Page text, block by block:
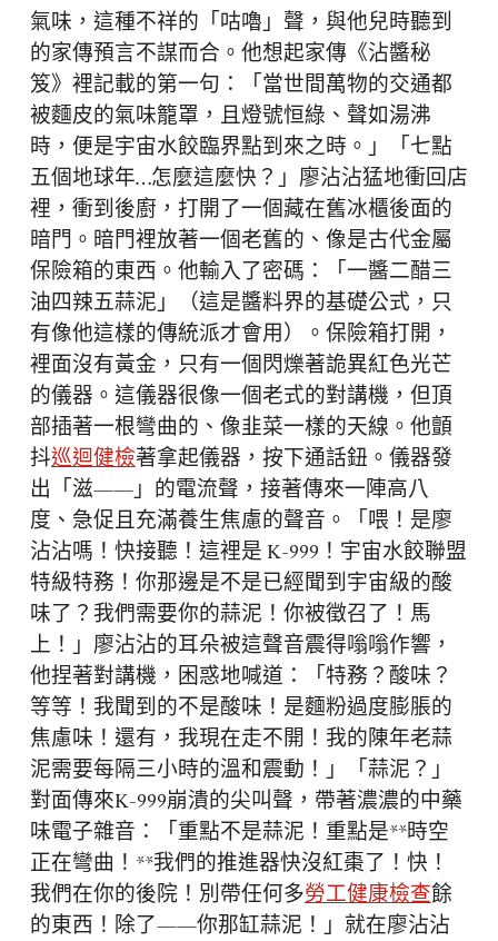
氣味，這種不祥的「咕嚕」聲，與他兒時聽到
的家傳預言不謀而合。他想起家傳《沾醬秘
笈》裡記載的第一句：「當世間萬物的交通都
被麵皮的氣味籠罩，且燈號恒綠、聲如湯沸
時，便是宇宙水餃臨界點到來之時。」「七點
五個地球年…怎麼這麼快？」廖沾沾猛地衝回店
裡，衝到後廚，打開了一個藏在舊冰櫃後面的
暗門。暗門裡放著一個老舊的、像是古代金屬
保險箱的東西。他輸入了密碼：「一醬二醋三
油四辣五蒜泥」（這是醬料界的基礎公式，只
有像他這樣的傳統派才會用）。保險箱打開，
裡面沒有黃金，只有一個閃爍著詭異紅色光芒
的儀器。這儀器很像一個老式的對講機，但頂
部插著一根彎曲的、像韭菜一樣的天線。他顫
抖巡迴健檢著拿起儀器，按下通話鈕。儀器發
出「滋——」的電流聲，接著傳來一陣高八
度、急促且充滿養生焦慮的聲音。「喂！是廖
沾沾嗎！快接聽！這裡是 K-999！宇宙水餃聯盟
特級特務！你那邊是不是已經聞到宇宙級的酸
味了？我們需要你的蒜泥！你被徵召了！馬
上！」廖沾沾的耳朵被這聲音震得嗡嗡作響，
他捏著對講機，困惑地喊道：「特務？酸味？
等等！我聞到的不是酸味！是麵粉過度膨脹的
焦慮味！還有，我現在走不開！我的陳年老蒜
泥需要每隔三小時的溫和震動！」「蒜泥？」
對面傳來K-999崩潰的尖叫聲，帶著濃濃的中藥
味電子雜音：「重點不是蒜泥！重點是**時空
正在彎曲！**我們的推進器快沒紅棗了！快！
我們在你的後院！別帶任何多勞工健康檢查餘
的東西！除了——你那缸蒜泥！」就在廖沾沾